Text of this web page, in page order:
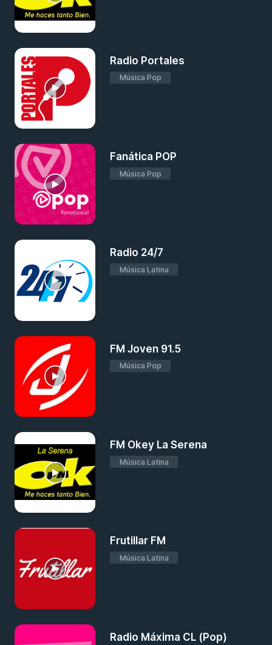
Radio Portales
Música Pop
Fanática POP
Música Pop
Radio 24/7
Música Latina
FM Joven 91.5
Música Pop
FM Okey La Serena
Música Latina
Frutillar FM
Música Latina
Radio Máxima CL (Pop)